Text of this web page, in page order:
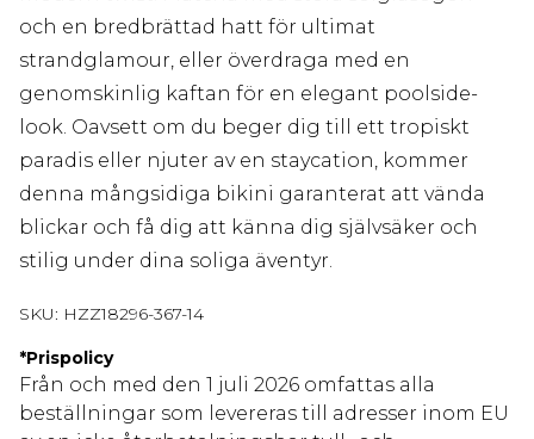
och en bredbrättad hatt för ultimat
strandglamour, eller överdraga med en
genomskinlig kaftan för en elegant poolside-
look. Oavsett om du beger dig till ett tropiskt
paradis eller njuter av en staycation, kommer
denna mångsidiga bikini garanterat att vända
blickar och få dig att känna dig självsäker och
stilig under dina soliga äventyr.
SKU: HZZ18296-367-14
*Prispolicy
Från och med den 1 juli 2026 omfattas alla
beställningar som levereras till adresser inom EU